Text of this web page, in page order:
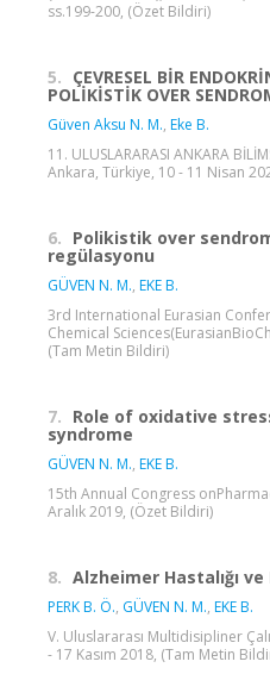
ss.199-200, (Özet Bildiri)
5. ÇEVRESEL BİR
POLİKİSTİK OVER
Güven Aksu N. M., Eke B.
11. ULUSLARARASI ANKARA
Ankara, Türkiye, 10 - 11 Nisan
6. Polikistik over
regülasyonu
GÜVEN N. M., EKE B.
3rd International Eurasian
Chemical
(Tam Metin Bildiri)
7. Role of oxidative
syndrome
GÜVEN N. M., EKE B.
15th Annual Congress
Aralık 2019, (Özet Bildiri)
8. Alzheimer Hastalığı
PERK B. Ö., GÜVEN N. M., EKE B.
V. Uluslararası Multidisipliner
- 17 Kasım 2018, (Tam Metin